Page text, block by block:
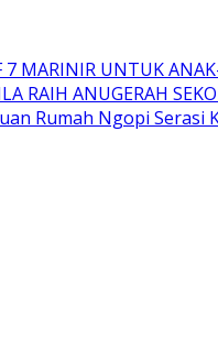
7 MARINIR UNTUK
RAIH ANUGERAH
Rumah Ngopi Serasi